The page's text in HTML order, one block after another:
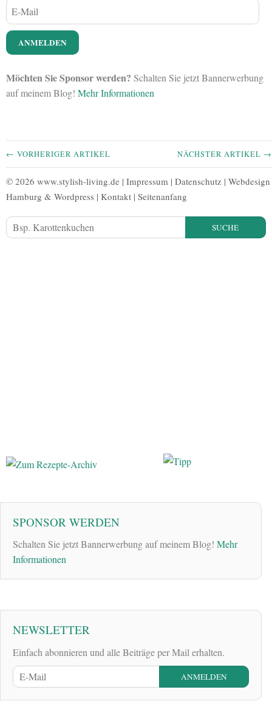
Möchten Sie Sponsor werden? Schalten Sie jetzt Bannerwerbung
auf meinem Blog! Mehr Informationen
← VORHERIGER ARTIKEL NÄCHSTER ARTIKEL →
© 2026 www.stylish-living.de | Impressum | Datenschutz | Webdesign
Hamburg & Wordpress | Kontakt | Seitenanfang
SUCHE
SPONSOR WERDEN
Schalten Sie jetzt Bannerwerbung auf meinem Blog! Mehr
Informationen
NEWSLETTER
Einfach abonnieren und alle Beiträge per Mail erhalten.